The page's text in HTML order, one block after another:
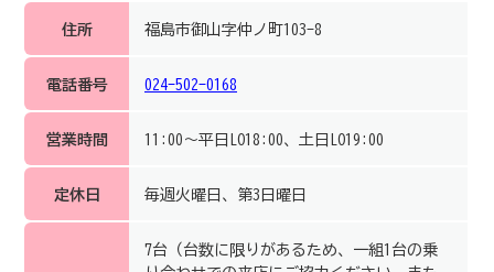
住所 福島市御山字仲ノ町103-8
電話番号 024-502-0168
営業時間 11:00〜平日LO18:00、土日LO19:00
定休日 毎週火曜日、第3日曜日
7台（台数に限りがあるため、一組1台の乗